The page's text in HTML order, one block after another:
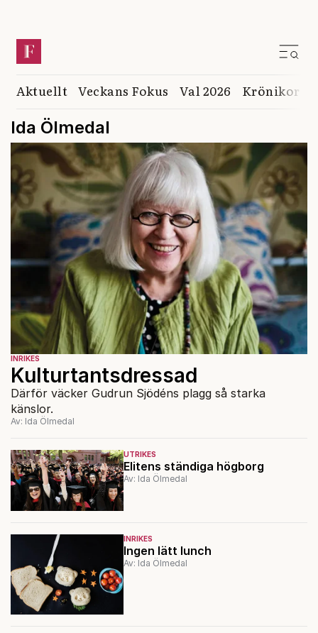
Aktuellt Veckans Fokus Val 2026 Krönikor
Ida Ölmedal
UTRIKES
Elitens ständiga högborg
Av: Ida Ölmedal
INRIKES
Ingen lätt lunch
Av: Ida Ölmedal
INRIKES
Kulturtantsdressad
Därför väcker Gudrun Sjödéns plagg så starka
känslor.
Av: Ida Ölmedal